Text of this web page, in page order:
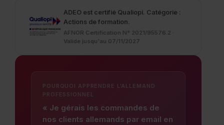
ADEO est certifié Qualiopi. Catégorie :
Actions de formation.
AFNOR Certification N° 2021/95576.2 ·
Valide jusqu'au 07/11/2027
POURQUOI APPRENDRE L'ALLEMAND
PROFESSIONNEL
« Je gérais les commandes de
nos clients allemands par email en